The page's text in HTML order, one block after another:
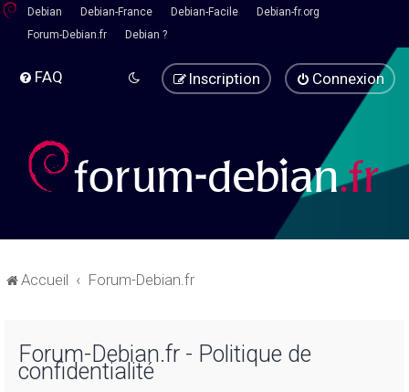
Debian Debian-France Debian-Facile
Debian-fr.org
Forum-Debian.fr
Debian ?
FAQ Connexion
Inscription
Accueil Forum-Debian.fr
Forum-Debian.fr - Politique de
confidentialité